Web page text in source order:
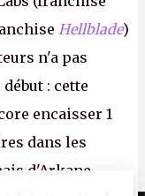
Hellblade)
n'a pas
: cette
encaisser 1
dans les
d'Arkane